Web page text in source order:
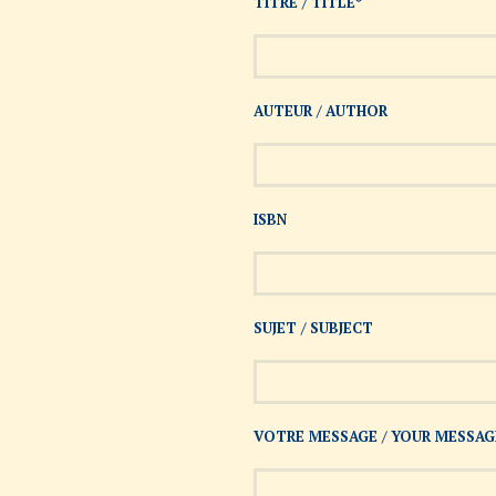
AUTEUR / AUTHOR
ISBN
SUJET / SUBJECT
VOTRE MESSAGE / YOUR